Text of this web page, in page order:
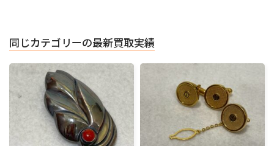
同じカテゴリーの最新買取実績